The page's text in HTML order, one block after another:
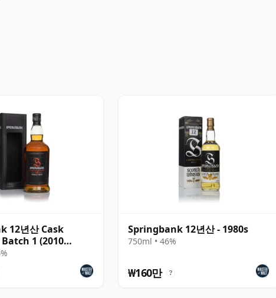
12년산 Cask
1 (2010
Springbank 12년산 - 1980s
750ml • 46%
₩160만 ?